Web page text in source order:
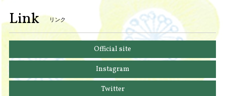
Link リンク
Official site
Instagram
Twitter